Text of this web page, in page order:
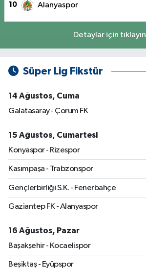
10 Alanyaspor
Detaylar için tıklayın
Süper Lig Fikstür
14 Ağustos, Cuma
Galatasaray - Çorum FK
15 Ağustos, Cumartesi
Konyaspor - Rizespor
Kasımpaşa - Trabzonspor
Gençlerbirliği S.K. - Fenerbahçe
Gaziantep FK - Alanyaspor
16 Ağustos, Pazar
Başakşehir - Kocaelispor
Beşiktaş - Eyüpspor